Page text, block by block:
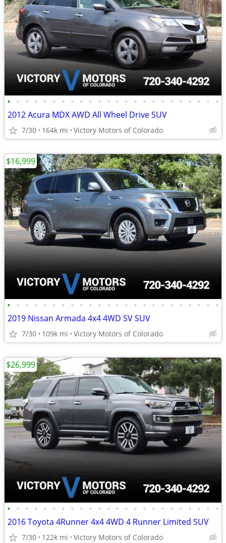
• • • • • • • • • • • • • • • • • • • • • • • •
2012 Acura MDX AWD All Wheel Drive SUV
7/30 164k mi Victory Motors of Colorado
• • • • • • • • • • • • • • • • • • • • • • • •
2019 Nissan Armada 4x4 4WD SV SUV
7/30 109k mi Victory Motors of Colorado
$16,999
• • • • • • • • • • • • • • • • • • • • • • • •
2016 Toyota 4Runner 4x4 4WD 4 Runner Limited SUV
7/30 122k mi Victory Motors of Colorado
$26,999